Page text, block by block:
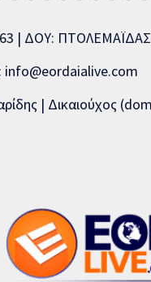
| ΔΟΥ: ΠΤΟΛΕΜΑΪΔΑΣ
| Δικαιούχος